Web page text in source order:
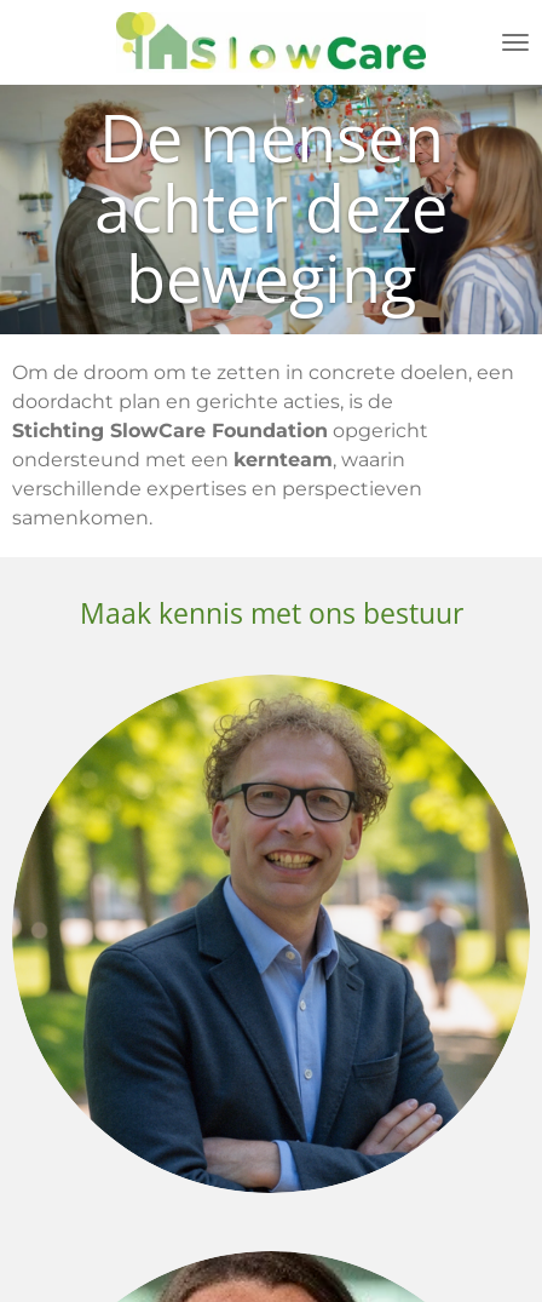
naar
hoofdinhoudDe mensen
achter deze
beweging
Om de droom om te zetten in concrete doelen, een
doordacht plan en gerichte acties, is de
Stichting SlowCare Foundation opgericht
ondersteund met een kernteam, waarin
verschillende expertises en perspectieven
samenkomen.
Maak kennis met ons bestuur